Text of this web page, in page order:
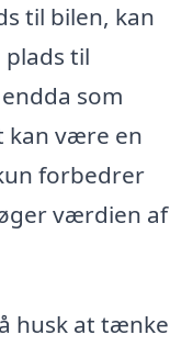
til bilen, kan
til
som
kan være en
forbedrer
værdien af
husk at tænke